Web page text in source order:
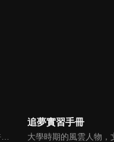
講述的是沒有血緣關係的許苒與林予安兄妹，彼此互相扶持共同成長，從青梅竹馬到錯失後再次牽手的愛情故事。
追夢實習手冊